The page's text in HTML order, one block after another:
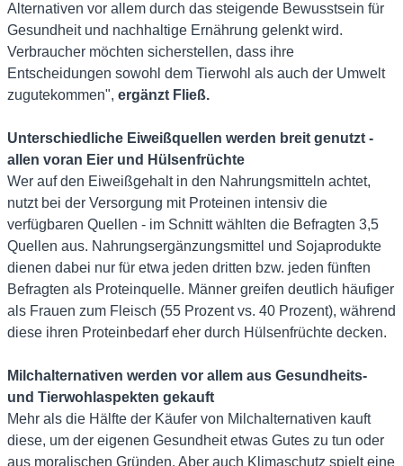
Alternativen vor allem durch das steigende Bewusstsein für
Gesundheit und nachhaltige Ernährung gelenkt wird.
Verbraucher möchten sicherstellen, dass ihre
Entscheidungen sowohl dem Tierwohl als auch der Umwelt
zugutekommen", ergänzt Fließ.
Unterschiedliche Eiweißquellen werden breit genutzt -
allen voran Eier und Hülsenfrüchte
Wer auf den Eiweißgehalt in den Nahrungsmitteln achtet,
nutzt bei der Versorgung mit Proteinen intensiv die
verfügbaren Quellen - im Schnitt wählten die Befragten 3,5
Quellen aus. Nahrungsergänzungsmittel und Sojaprodukte
dienen dabei nur für etwa jeden dritten bzw. jeden fünften
Befragten als Proteinquelle. Männer greifen deutlich häufiger
als Frauen zum Fleisch (55 Prozent vs. 40 Prozent), während
diese ihren Proteinbedarf eher durch Hülsenfrüchte decken.
Milchalternativen werden vor allem aus Gesundheits-
und Tierwohlaspekten gekauft
Mehr als die Hälfte der Käufer von Milchalternativen kauft
diese, um der eigenen Gesundheit etwas Gutes zu tun oder
aus moralischen Gründen. Aber auch Klimaschutz spielt eine